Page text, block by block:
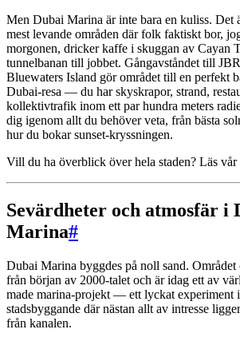
Men Dubai Marina är inte bara en kuliss. Det
mest levande områden där folk faktiskt bor,
morgonen, dricker kaffe i skuggan av Cayan
tunnelbanan till jobbet. Gångavståndet till
Bluewaters Island gör området till en perfekt
Dubai-resa — du har skyskrapor, strand,
kollektivtrafik inom ett par hundra meters
dig igenom allt du behöver veta, från bästa
hur du bokar sunset-kryssningen.
Vill du ha överblick över hela staden? Läs vår
Sevärdheter och atmosfär i
Marina#
Dubai Marina byggdes på noll sand. Området
från början av 2000-talet och är idag ett av
made marina-projekt — ett lyckat experiment
stadsbyggande där nästan allt av intresse
från kanalen.